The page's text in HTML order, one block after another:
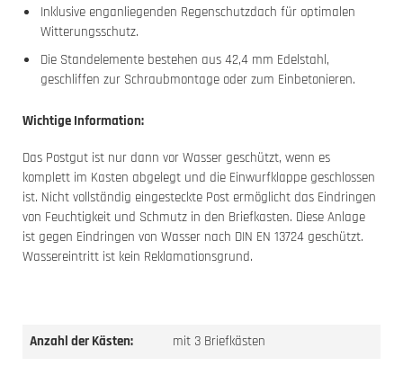
Inklusive enganliegenden Regenschutzdach für optimalen
Witterungsschutz.
Die Standelemente bestehen aus 42,4 mm Edelstahl,
geschliffen zur Schraubmontage oder zum Einbetonieren.
Wichtige Information:
Das Postgut ist nur dann vor Wasser geschützt, wenn es
komplett im Kasten abgelegt und die Einwurfklappe geschlossen
ist. Nicht vollständig eingesteckte Post ermöglicht das Eindringen
von Feuchtigkeit und Schmutz in den Briefkasten. Diese Anlage
ist gegen Eindringen von Wasser nach DIN EN 13724 geschützt.
Wassereintritt ist kein Reklamationsgrund.
Anzahl der Kästen:
mit 3 Briefkästen